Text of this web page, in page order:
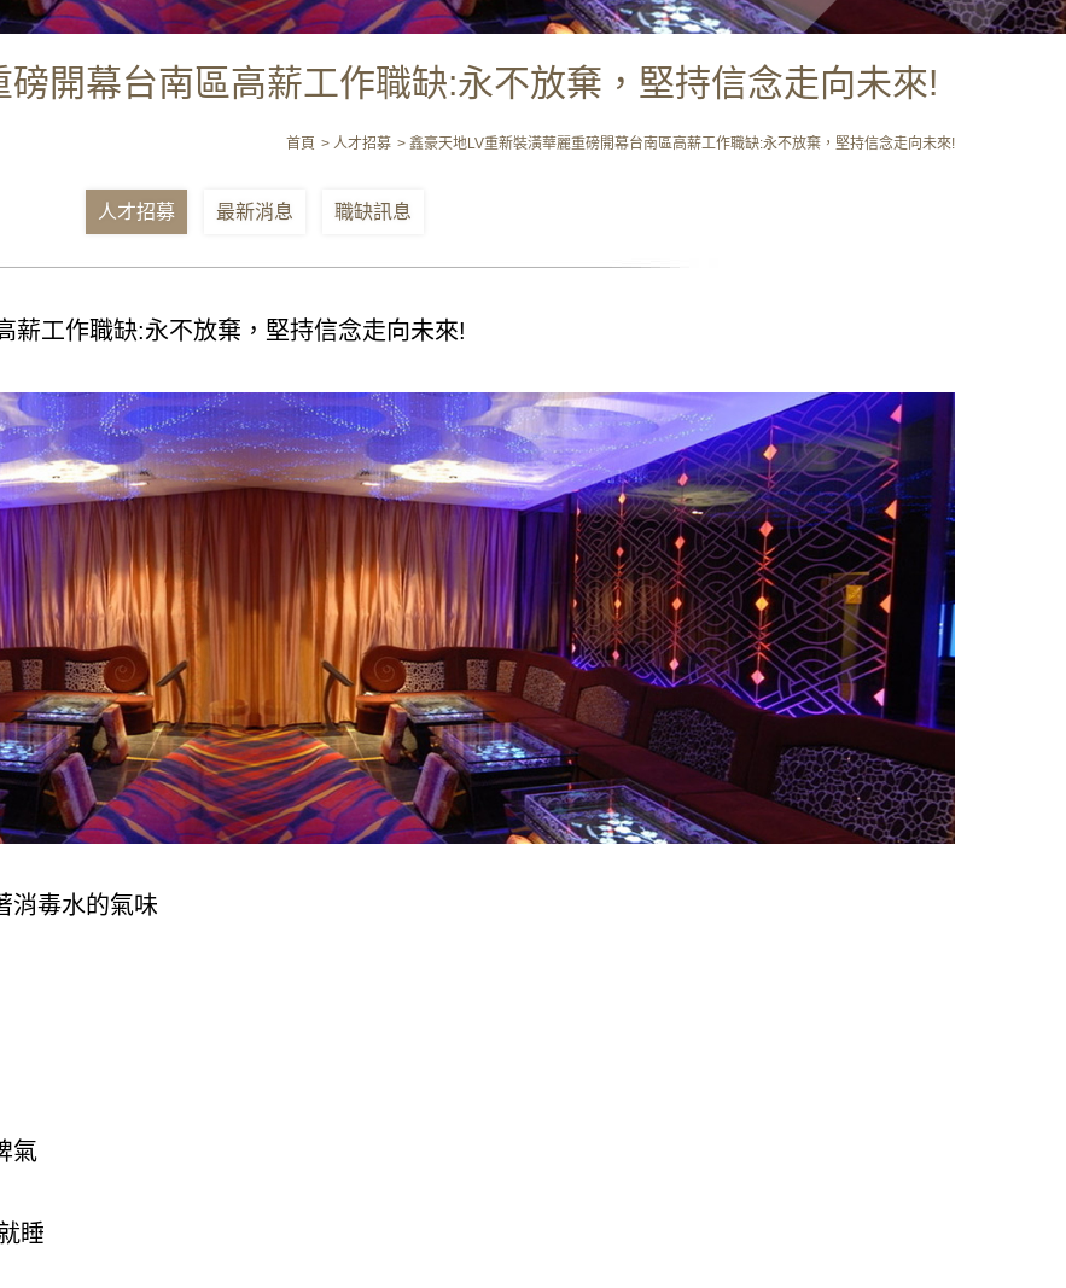
開幕台南區高薪工作職缺:永不放棄，堅持信念走向未來!
首頁 人才招募 鑫豪天地LV重新裝潢華麗重磅開幕台南區高薪工作職缺:永不放棄，堅持信念走向未來!
人才招募 最新消息 職缺訊息
薪工作職缺:永不放棄，堅持信念走向未來!
消毒水的氣味
氣
睡